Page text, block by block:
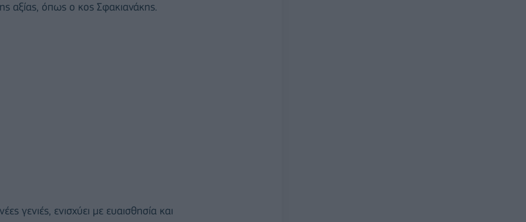
αξίας, όπως ο κος Σφακιανάκης.
γενιές, ενισχύει με ευαισθησία και